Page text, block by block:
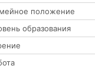
положение
образования